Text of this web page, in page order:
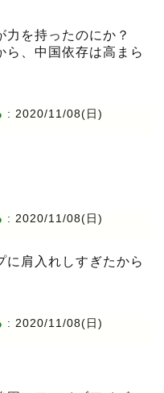
を持ったのにか？
ら、中国依存は高まら
: 2020/11/08(日)
: 2020/11/08(日)
に肩入れしすぎたから
: 2020/11/08(日)